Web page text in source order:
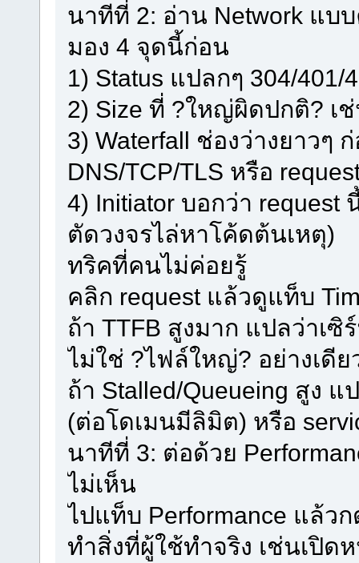
นาทีที่ 2: อ่าน Network แ
มอง 4 จุดนี้ก่อน
1) Status แปลกๆ 304/401/
2) Size ที่ ?ใหญ่ผิดปกติ? เ
3) Waterfall ช่องว่างยาวๆ
DNS/TCP/TLS หรือ
4) Initiator บอกว่า
ตัดวงจรไล่หาโค้ดต้นเหตุ)
ทริคที่คนไม่ค่อยรู้
คลิก request แล้วดูแท็บ
ถ้า TTFB สูงมาก แปลว่าเ
ไม่ใช่ ?ไฟล์ใหญ่? อย่างเดีย
ถ้า Stalled/Queueing สูง
(ต่อโดเมนมีลิมิต) หรือ
นาทีที่ 3: ต่อด้วย
ไม่เห็น
ไปแท็บ Performance แล้วก
ทำสิ่งที่ผู้ใช้ทำจริง เช่นเปิด